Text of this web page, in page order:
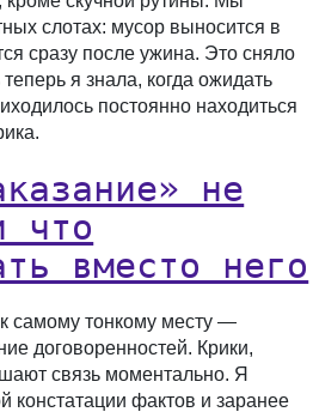
слотах: мусор выносится в
сразу после ужина. Это сняло
я знала, когда ожидать
постоянно находиться
не
что
вместо него
самому тонкому месту —
договоренностей. Крики,
связь моментально. Я
констатации фактов и заранее